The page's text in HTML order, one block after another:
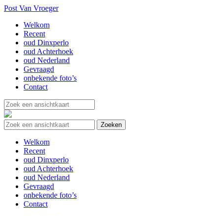
Post Van Vroeger
Welkom
Recent
oud Dinxperlo
oud Achterhoek
oud Nederland
Gevraagd
onbekende foto’s
Contact
Welkom
Recent
oud Dinxperlo
oud Achterhoek
oud Nederland
Gevraagd
onbekende foto’s
Contact